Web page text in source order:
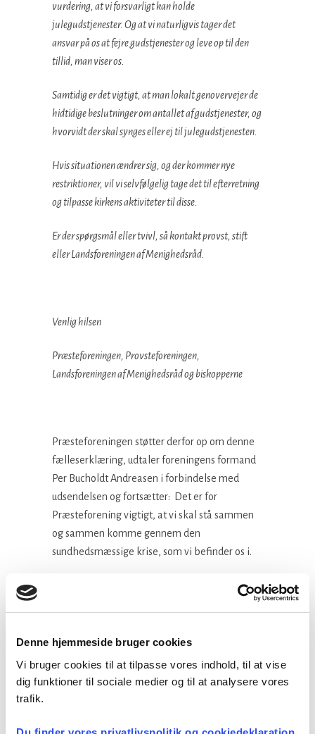
Denne hjemmeside bruger cookies
Vi bruger cookies til at tilpasse vores indhold, til at vise
dig funktioner til sociale medier og til at analysere vores
trafik.
vurdering, at vi forsvarligt kan holde
julegudstjenester. Og at vi naturligvis tager det
ansvar på os at fejre gudstjenester og leve op til den
tillid, man viser os.
Samtidig er det vigtigt, at man lokalt genovervejer de
hidtidige beslutninger om antallet af gudstjenester, og
hvorvidt der skal synges eller ej til julegudstjenesten.
Hvis situationen ændrer sig, og der kommer nye
restriktioner, vil vi selvfølgelig tage det til efterretning
og tilpasse kirkens aktiviteter til disse.
Er der spørgsmål eller tvivl, så kontakt provst, stift
eller Landsforeningen af Menighedsråd.
Venlig hilsen
Præsteforeningen, Provsteforeningen,
Landsforeningen af Menighedsråd og biskopperne
Præsteforeningen støtter derfor op om denne
fælleserklæring, udtaler foreningens formand
Per Bucholdt Andreasen i forbindelse med
udsendelsen og fortsætter: Det er for
Præsteforening vigtigt, at vi skal stå sammen
og sammen komme gennem den
sundhedsmæssige krise, som vi befinder os i.
Nogle præster og menighedsråd er bekymrede
netop nu midt i en pandemi bør afholde julens
gudstjenester – ikke mindst, når det er muligt.
Præsteforeningen følger